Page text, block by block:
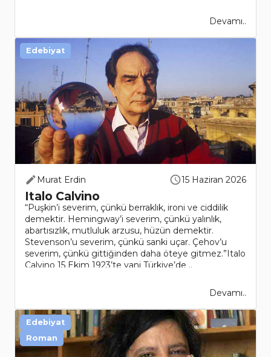
Devamı..
Murat Erdin 15 Haziran 2026
Italo Calvino
“Puşkin’i severim, çünkü berraklık, ironi ve ciddilik
demektir. Hemingway’i severim, çünkü yalınlık,
abartısızlık, mutluluk arzusu, hüzün demektir.
Stevenson’u severim, çünkü sanki uçar. Çehov’u
severim, çünkü gittiğinden daha öteye gitmez.”Italo
Calvino 15 Ekim 1923’te yani Türkiye’de ..
Devamı..
Edebiyat
Edebiyat
Roman